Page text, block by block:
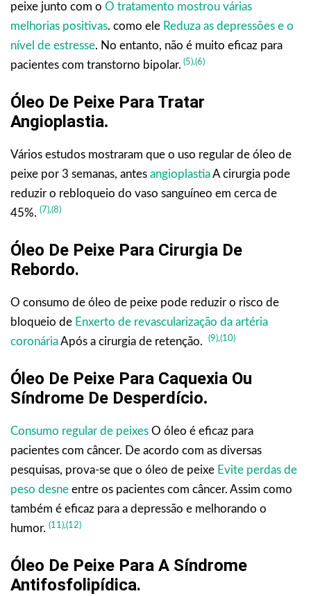
peixe junto com o O tratamento mostrou várias
melhorias positivas. como ele Reduza as depressões e o
nível de estresse. No entanto, não é muito eficaz para
pacientes com transtorno bipolar. (5),(6)
Óleo De Peixe Para Tratar
Angioplastia.
Vários estudos mostraram que o uso regular de óleo de
peixe por 3 semanas, antes angioplastiaA cirurgia pode
reduzir o rebloqueio do vaso sanguíneo em cerca de
45%. (7),(8)
Óleo De Peixe Para Cirurgia De
Rebordo.
O consumo de óleo de peixe pode reduzir o risco de
bloqueio de Enxerto de revascularização da artéria
coronáriaApós a cirurgia de retenção. (9),(10)
Óleo De Peixe Para Caquexia Ou
Síndrome De Desperdício.
Consumo regular de peixes O óleo é eficaz para
pacientes com câncer. De acordo com as diversas
pesquisas, prova-se que o óleo de peixe Evite perdas de
peso desne entre os pacientes com câncer. Assim como
também é eficaz para a depressão e melhorando o
humor. (11),(12)
Óleo De Peixe Para A Síndrome
Antifosfolipídica.